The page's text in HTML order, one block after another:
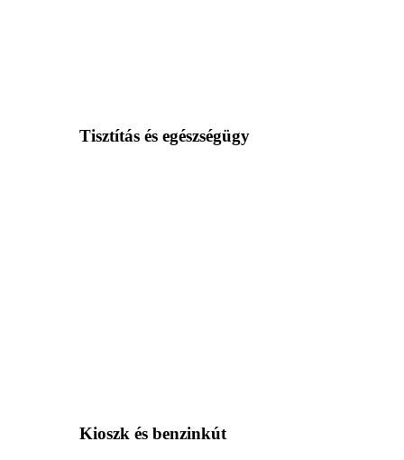
Tisztítás és egészségügy
Kioszk és benzinkút